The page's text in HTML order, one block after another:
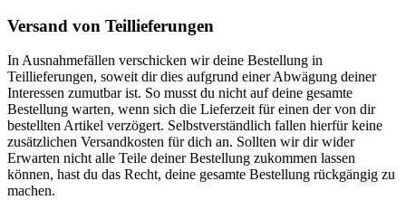
Versand von Teillieferungen
In Ausnahmefällen verschicken wir deine Bestellung in
Teillieferungen, soweit dir dies aufgrund einer Abwägung deiner
Interessen zumutbar ist. So musst du nicht auf deine gesamte
Bestellung warten, wenn sich die Lieferzeit für einen der von dir
bestellten Artikel verzögert. Selbstverständlich fallen hierfür keine
zusätzlichen Versandkosten für dich an. Sollten wir dir wider
Erwarten nicht alle Teile deiner Bestellung zukommen lassen
können, hast du das Recht, deine gesamte Bestellung rückgängig zu
machen.